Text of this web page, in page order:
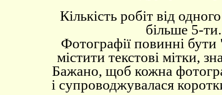
Кількість робіт від
більше 5-ти.
Фотографії повинні
містити текстові мітки,
Бажано, щоб кожна
і супроводжувалася